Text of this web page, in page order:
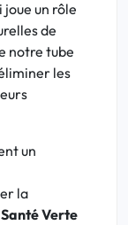
un rôle
de
notre tube
les
un
la
Santé Verte